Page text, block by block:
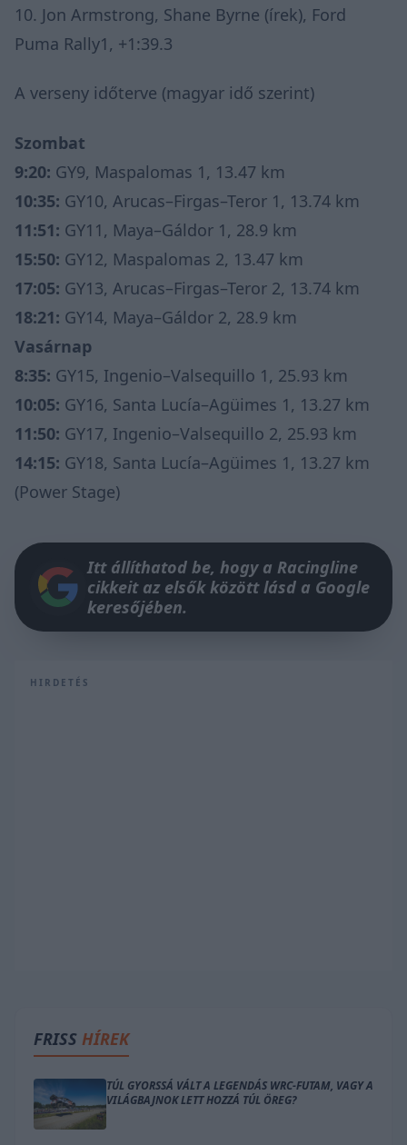
10. Jon Armstrong, Shane Byrne (írek), Ford
Puma Rally1, +1:39.3
A verseny időterve (magyar idő szerint)
Szombat
9:20: GY9, Maspalomas 1, 13.47 km
10:35: GY10, Arucas–Firgas–Teror 1, 13.74 km
11:51: GY11, Maya–Gáldor 1, 28.9 km
15:50: GY12, Maspalomas 2, 13.47 km
17:05: GY13, Arucas–Firgas–Teror 2, 13.74 km
18:21: GY14, Maya–Gáldor 2, 28.9 km
Vasárnap
8:35: GY15, Ingenio–Valsequillo 1, 25.93 km
10:05: GY16, Santa Lucía–Agüimes 1, 13.27 km
11:50: GY17, Ingenio–Valsequillo 2, 25.93 km
14:15: GY18, Santa Lucía–Agüimes 1, 13.27 km
(Power Stage)
Itt állíthatod be, hogy a Racingline
cikkeit az elsők között lásd a Google
keresőjében.
HIRDETÉS
FRISS HÍREK
TÚL GYORSSÁ VÁLT A LEGENDÁS WRC-FUTAM, VAGY A
VILÁGBAJNOK LETT HOZZÁ TÚL ÖREG?